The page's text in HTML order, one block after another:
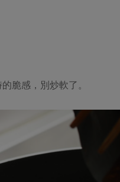
脆感，別炒軟了。